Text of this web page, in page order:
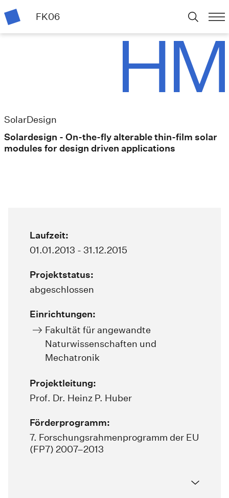
FK06
SolarDesign
Solardesign - On-the-fly alterable thin-film solar
modules for design driven applications
Laufzeit:
01.01.2013 - 31.12.2015
Projektstatus:
abgeschlossen
Einrichtungen:
Fakultät für angewandte
Naturwissenschaften und
Mechatronik
Projektleitung:
Prof. Dr. Heinz P. Huber
Förderprogramm:
7. Forschungsrahmenprogramm der EU
(FP7) 2007–2013